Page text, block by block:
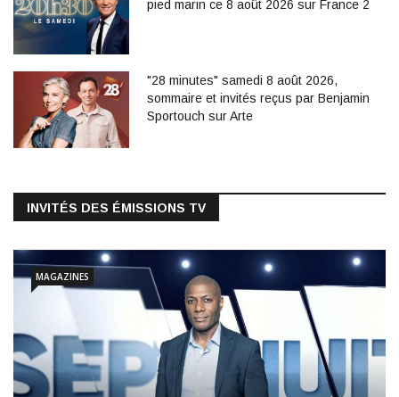
pied marin ce 8 août 2026 sur France 2
"28 minutes" samedi 8 août 2026,
sommaire et invités reçus par Benjamin
Sportouch sur Arte
INVITÉS DES ÉMISSIONS TV
MAGAZINES